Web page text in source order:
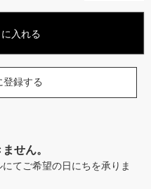
入れる
登録する
せん。
てご希望の日にちを承りま